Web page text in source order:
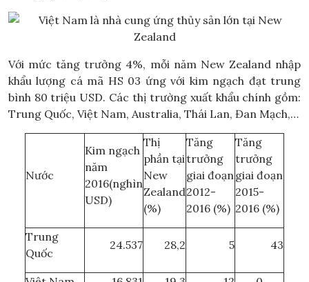
Với mức tăng trưởng 4%, mỗi năm New Zealand nhập
khẩu lượng cá mã HS 03 ứng với kim ngạch đạt trung
bình 80 triệu USD. Các thị trường xuất khẩu chính gồm:
Trung Quốc, Việt Nam, Australia, Thái Lan, Đan Mạch,…
Nước
Kim ngạch
năm
2016(nghìn
USD)
Thị
phần tại
New
Zealand
(%)
Tăng
trưởng
giai đoạn
2012-
2016 (%)
Tăng
trưởng
giai đoạn
2015-
2016 (%)
Trung
Quốc
24.537 28,2 5 43